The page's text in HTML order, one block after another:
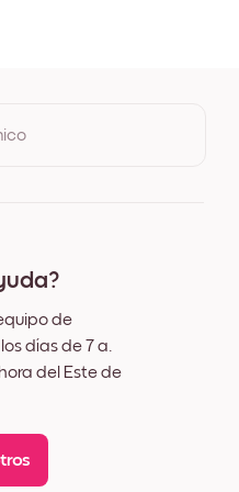
de
días de 7 a.
del Este de